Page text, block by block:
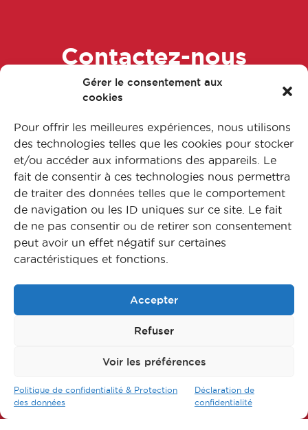
Gérer le consentement aux
cookies
Pour offrir les meilleures expériences, nous utilisons
des technologies telles que les cookies pour stocker
et/ou accéder aux informations des appareils. Le
fait de consentir à ces technologies nous permettra
de traiter des données telles que le comportement
de navigation ou les ID uniques sur ce site. Le fait
de ne pas consentir ou de retirer son consentement
peut avoir un effet négatif sur certaines
caractéristiques et fonctions.
Accepter
Refuser
Voir les préférences
Politique de confidentialité & Protection
des données
Déclaration de
confidentialité
Contactez-nous
dès maintenant !
Accéder au Fomulaire
Suivez-nous sur nos réseaux